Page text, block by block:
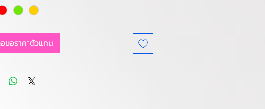
ขอราคาตัวแทน